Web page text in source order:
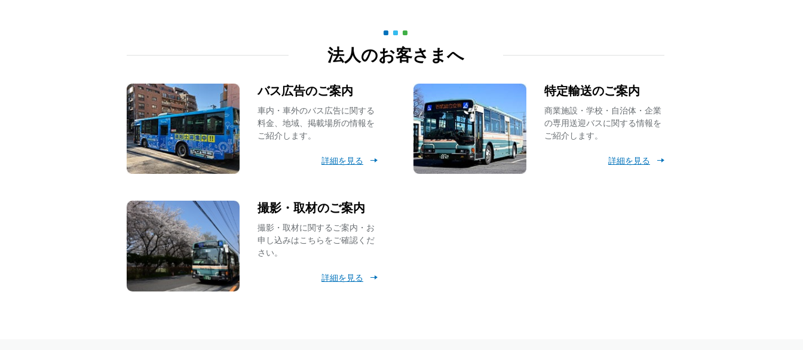
高速バス・空港連絡バス
8月10日（月） 高速乗合バス「南紀白浜線」花火大会開催に伴う一部便の停留所休止に
2026.07.08
高速バス・空港連絡バス 8月8日（土） 高速乗合バス「南紀白浜線」催事に伴う一部便の停留所休止について
2026.07.03
路線バス 7月11日（土）始発～終バスまで 工事に伴う【東村山駅西口】バス乗り場移動のお知らせ
2026.07.03
2026.07.01
路線バス
【6月1日追記】7月1日(水) 運賃改定を実施いたします【運賃検索対応開始・共通定期券金
額掲載】
2026.07.01
路線バス
法人のお客さまへ
バス広告のご案内
車内・車外のバス広告に関する
料金、地域、掲載場所の情報を
ご紹介します。
詳細を見る
特定輸送のご案内
商業施設・学校・自治体・企業
の専用送迎バスに関する情報を
ご紹介します。
詳細を見る
撮影・取材のご案内
撮影・取材に関するご案内・お
申し込みはこちらをご確認くだ
さい。
詳細を見る